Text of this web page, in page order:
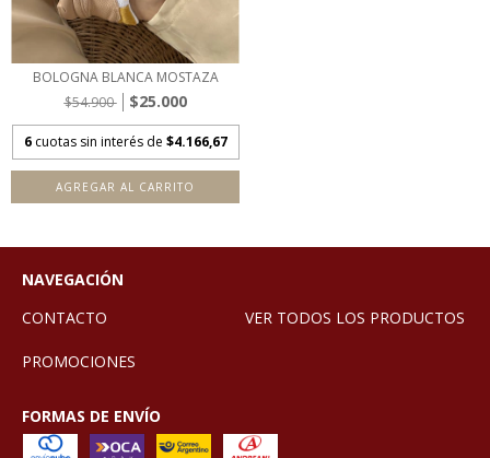
BOLOGNA BLANCA MOSTAZA
$54.900
$25.000
6 cuotas sin interés de $4.166,67
AGREGAR AL CARRITO
NAVEGACIÓN
CONTACTO
VER TODOS LOS PRODUCTOS
PROMOCIONES
FORMAS DE ENVÍO